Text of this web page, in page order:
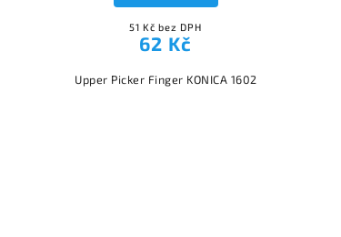
51 Kč bez DPH
62 Kč
Upper Picker Finger KONICA 1602